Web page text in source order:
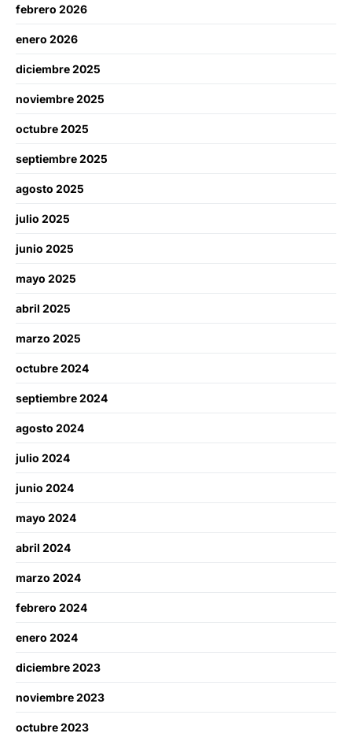
febrero 2026
enero 2026
diciembre 2025
noviembre 2025
octubre 2025
septiembre 2025
agosto 2025
julio 2025
junio 2025
mayo 2025
abril 2025
marzo 2025
octubre 2024
septiembre 2024
agosto 2024
julio 2024
junio 2024
mayo 2024
abril 2024
marzo 2024
febrero 2024
enero 2024
diciembre 2023
noviembre 2023
octubre 2023